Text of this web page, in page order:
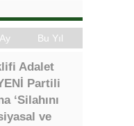
Bu Yıl
Adalet
Partili
‘Silahını
ve